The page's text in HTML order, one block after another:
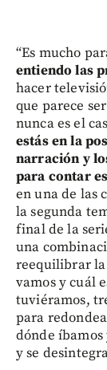
“Es mucho
entiendo las
hacer
que parece
nunca es el
estás en la
narración y
para contar
en una de las
la segunda
final de la
una
reequilibrar la
vamos y cuál
tuviéramos,
para
dónde íbamos
y se